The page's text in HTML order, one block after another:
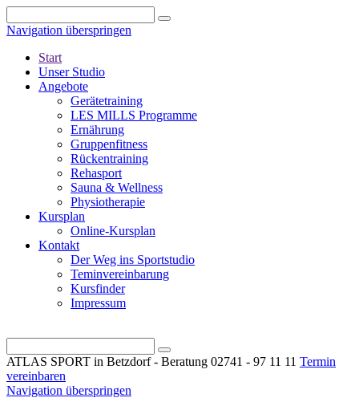
Navigation überspringen
Start
Unser Studio
Angebote
Gerätetraining
LES MILLS Programme
Ernährung
Gruppenfitness
Rückentraining
Rehasport
Sauna & Wellness
Physiotherapie
Kursplan
Online-Kursplan
Kontakt
Der Weg ins Sportstudio
Teminvereinbarung
Kursfinder
Impressum
ATLAS SPORT in Betzdorf - Beratung 02741 - 97 11 11 Termin
vereinbaren
Navigation überspringen